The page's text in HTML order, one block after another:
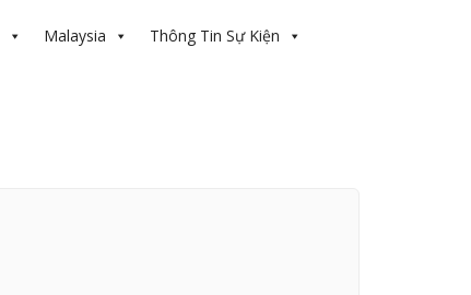
Malaysia Thông Tin Sự Kiện